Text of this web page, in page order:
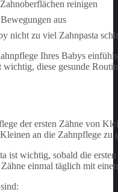
reinigen
aus
nicht zu viel Zahnpasta
Ihres Babys
wichtig, diese gesunde
der ersten Zähne von
an die Zahnpflege zu
ist wichtig, sobald die
einmal täglich mit